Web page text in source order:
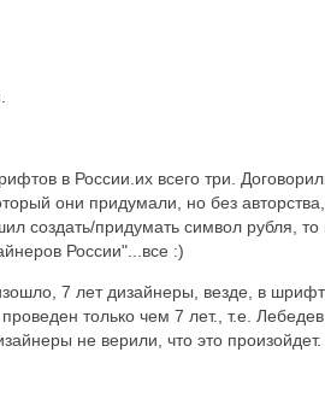
в России.их всего три.
они придумали, но без авторства,
создать/придумать символ рубля,
России"...все :)
7 лет дизайнеры, везде, в
только чем 7 лет., т.е. Лебедев
не верили, что это произойдет.